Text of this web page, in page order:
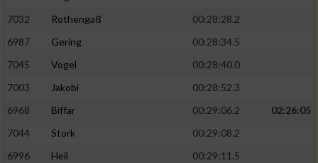
7032
Rothengaß
00:28:28.2
6987
Gering
00:28:34.5
7045
Vogel
00:28:40.0
7003
Jakobi
00:28:52.3
6968
Biffar 00:29:06.2
02:26:05
7044
Stork
00:29:08.2
6996
Heil
00:29:11.5